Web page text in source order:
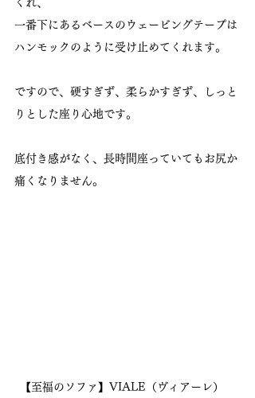
くれ、
一番下にあるベースのウェービングテープは
ハンモックのように受け止めてくれます。
ですので、硬すぎず、柔らかすぎず、しっと
りとした座り心地です。
底付き感がなく、長時間座っていてもお尻か
痛くなりません。
【至福のソファ】VIALE（ヴィアーレ）